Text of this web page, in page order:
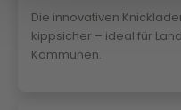
Die innovativen
kippsicher – ideal für
Kommunen.